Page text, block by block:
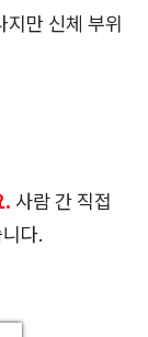
지만 신체 부위
. 사람 간 직접
다.